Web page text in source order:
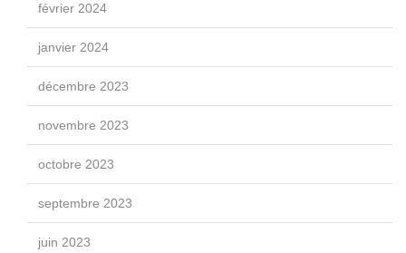
février 2024
janvier 2024
décembre 2023
novembre 2023
octobre 2023
septembre 2023
juin 2023